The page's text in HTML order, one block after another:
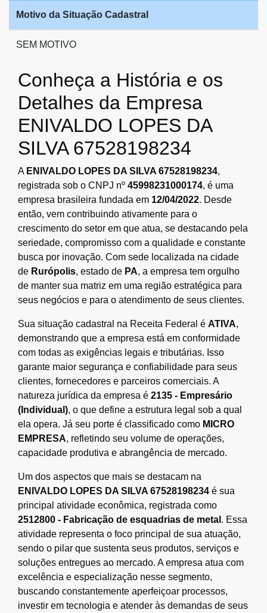
Motivo da Situação Cadastral
SEM MOTIVO
Conheça a História e os
Detalhes da Empresa
ENIVALDO LOPES DA
SILVA 67528198234
A ENIVALDO LOPES DA SILVA 67528198234,
registrada sob o CNPJ nº 45998231000174, é uma
empresa brasileira fundada em 12/04/2022. Desde
então, vem contribuindo ativamente para o
crescimento do setor em que atua, se destacando pela
seriedade, compromisso com a qualidade e constante
busca por inovação. Com sede localizada na cidade
de Rurópolis, estado de PA, a empresa tem orgulho
de manter sua matriz em uma região estratégica para
seus negócios e para o atendimento de seus clientes.
Sua situação cadastral na Receita Federal é ATIVA,
demonstrando que a empresa está em conformidade
com todas as exigências legais e tributárias. Isso
garante maior segurança e confiabilidade para seus
clientes, fornecedores e parceiros comerciais. A
natureza jurídica da empresa é 2135 - Empresário
(Individual), o que define a estrutura legal sob a qual
ela opera. Já seu porte é classificado como MICRO
EMPRESA, refletindo seu volume de operações,
capacidade produtiva e abrangência de mercado.
Um dos aspectos que mais se destacam na
ENIVALDO LOPES DA SILVA 67528198234 é sua
principal atividade econômica, registrada como
2512800 - Fabricação de esquadrias de metal . Essa
atividade representa o foco principal de sua atuação,
sendo o pilar que sustenta seus produtos, serviços e
soluções entregues ao mercado. A empresa atua com
excelência e especialização nesse segmento,
buscando constantemente aperfeiçoar processos,
investir em tecnologia e atender às demandas de seus